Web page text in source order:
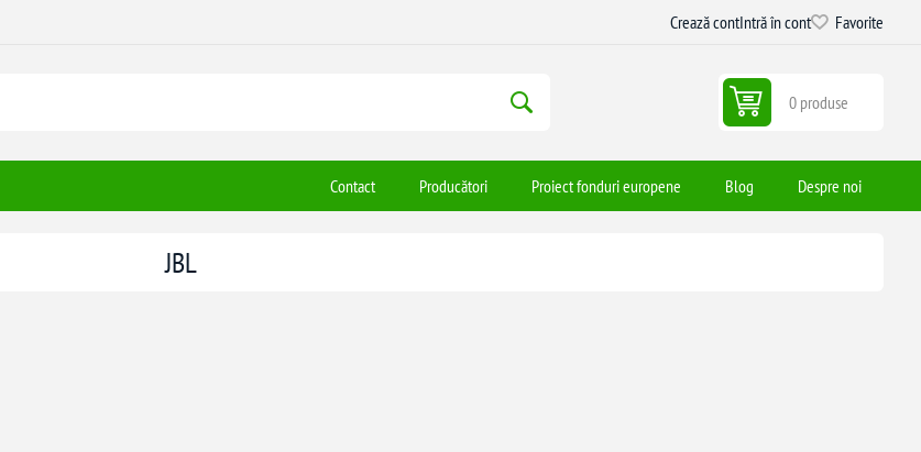
Crează contIntră în cont Favorite
0 produse
Contact Producători Proiect fonduri europene Blog Despre noi
JBL